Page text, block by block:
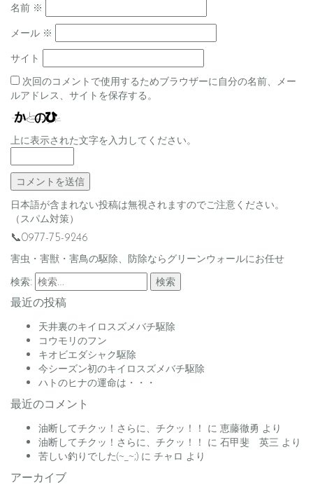
名前 ※
メール ※
サイト
次回のコメントで使用するためブラウザーに自分の名前、メー
ルアドレス、サイトを保存する。
上に表示された文字を入力してください。
日本語が含まれない投稿は無視されますのでご注意ください。
（スパム対策）
📞0977-75-9246
害虫・害獣・害鳥の駆除、防除ならグリーンウォールにお任せ
検索:
最近の投稿
天井裏のキイロスズメバチ駆除
コウモリのフン
キオビエダシャク駆除
今シーズン初のキイロスズメバチ駆除
ハトのヒナの運命は・・・
最近のコメント
油断してチクッ！さらに、チクッ！！ に 恵藤徹勇 より
油断してチクッ！さらに、チクッ！！ に 石甲斐 英三 より
苦しい釣りでした(~_~;) に チャロ より
アーカイブ